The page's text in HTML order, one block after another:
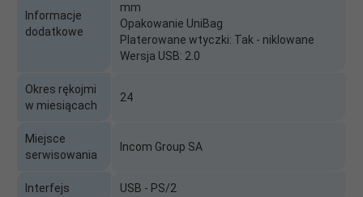
Informacje
dodatkowe
mm
Opakowanie UniBag
Platerowane wtyczki: Tak - niklowane
Wersja USB: 2.0
Okres rękojmi
w miesiącach
24
Miejsce
serwisowania
Incom Group SA
Interfejs USB - PS/2